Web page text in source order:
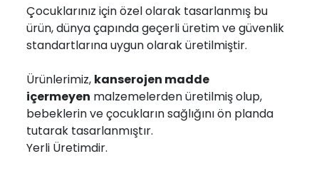
Çocuklarınız için özel olarak tasarlanmış bu
ürün, dünya çapında geçerli üretim ve güvenlik
standartlarına uygun olarak üretilmiştir.
Ürünlerimiz, kanserojen madde
içermeyen malzemelerden üretilmiş olup,
bebeklerin ve çocukların sağlığını ön planda
tutarak tasarlanmıştır.
Yerli Üretimdir.